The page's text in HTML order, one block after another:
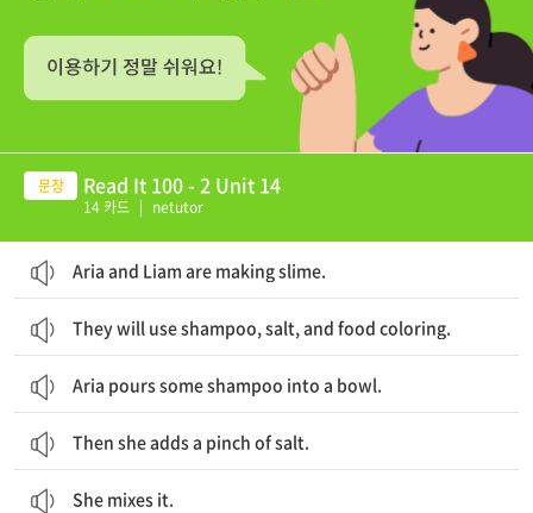
Read It 100 - 2 Unit 14
14 카드 | netutor
Aria and Liam are making slime.
They will use shampoo, salt, and food coloring.
Aria pours some shampoo into a bowl.
Then she adds a pinch of salt.
She mixes it.